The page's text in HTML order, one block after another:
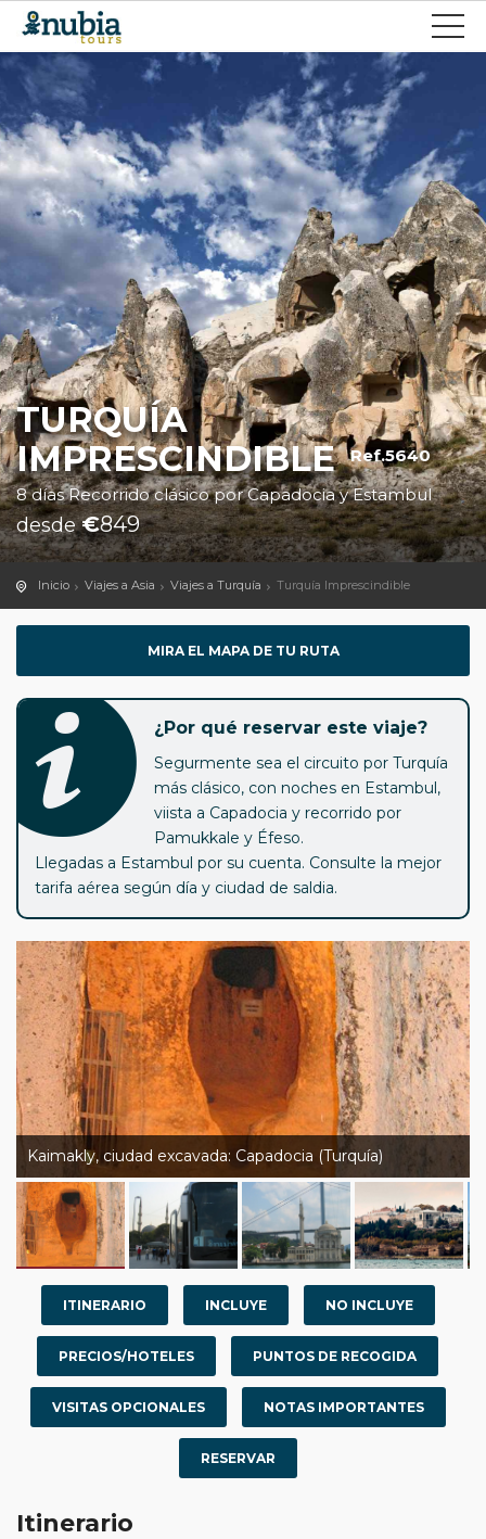
TURQUÍA
IMPRESCINDIBLE Ref.5640
8 días Recorrido clásico por Capadocia y Estambul
desde€849
Inicio Viajes a Asia Viajes a Turquía Turquía Imprescindible
MIRA EL MAPA DE TU RUTA
¿Por qué reservar este viaje?
Segurmente sea el circuito por Turquía
más clásico, con noches en Estambul,
viista a Capadocia y recorrido por
Pamukkale y Éfeso.
Llegadas a Estambul por su cuenta. Consulte la mejor
tarifa aérea según día y ciudad de saldia.
Kaimakly, ciudad excavada: Capadocia (Turquía)
ITINERARIO INCLUYE NO INCLUYE
PRECIOS/HOTELES PUNTOS DE RECOGIDA
VISITAS OPCIONALES NOTAS IMPORTANTES
RESERVAR
Itinerario